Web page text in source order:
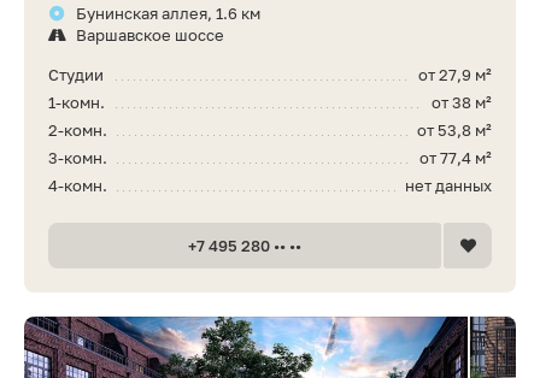
Бунинская аллея, 1.6 км
Варшавское шоссе
от 27,9 м²
Студии
от 38 м²
1-комн.
от 53,8 м²
2-комн.
от 77,4 м²
3-комн.
нет данных
4-комн.
+7 495 280 •• ••